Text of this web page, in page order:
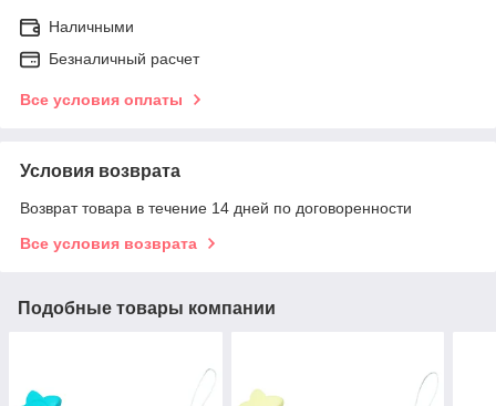
Наличными
Безналичный расчет
Все условия оплаты
Условия возврата
Возврат товара в течение 14 дней по договоренности
Все условия возврата
Подобные товары компании